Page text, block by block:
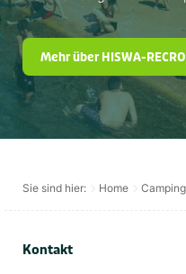
Mehr über HISWA-
Sie sind hier: Home
Kontakt